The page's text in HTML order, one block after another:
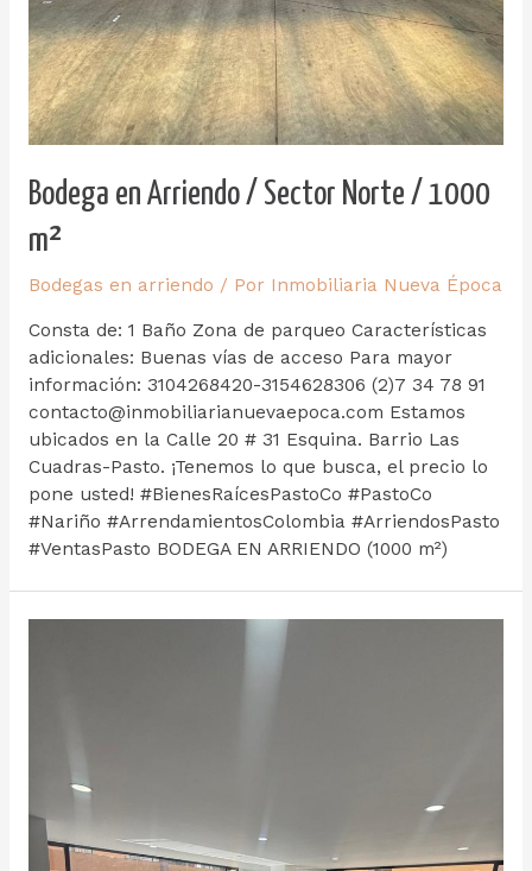
Bodega en Arriendo / Sector Norte / 1000
m²
Bodegas en arriendo / Por Inmobiliaria Nueva Época
Consta de: 1 Baño Zona de parqueo Características
adicionales: Buenas vías de acceso Para mayor
información: 3104268420-3154628306 (2)7 34 78 91
contacto@inmobiliarianuevaepoca.com Estamos
ubicados en la Calle 20 # 31 Esquina. Barrio Las
Cuadras-Pasto. ¡Tenemos lo que busca, el precio lo
pone usted! #BienesRaícesPastoCo #PastoCo
#Nariño #ArrendamientosColombia #ArriendosPasto
#VentasPasto BODEGA EN ARRIENDO (1000 m²)